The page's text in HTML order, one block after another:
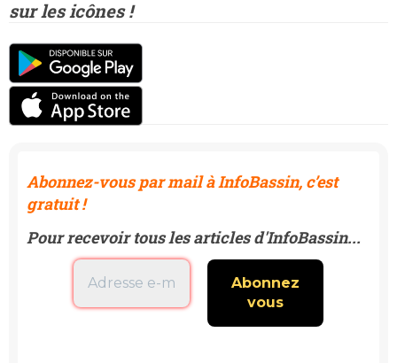
sur les icônes !
Abonnez-vous par mail à InfoBassin, c’est
gratuit !
Pour recevoir tous les articles d'InfoBassin...